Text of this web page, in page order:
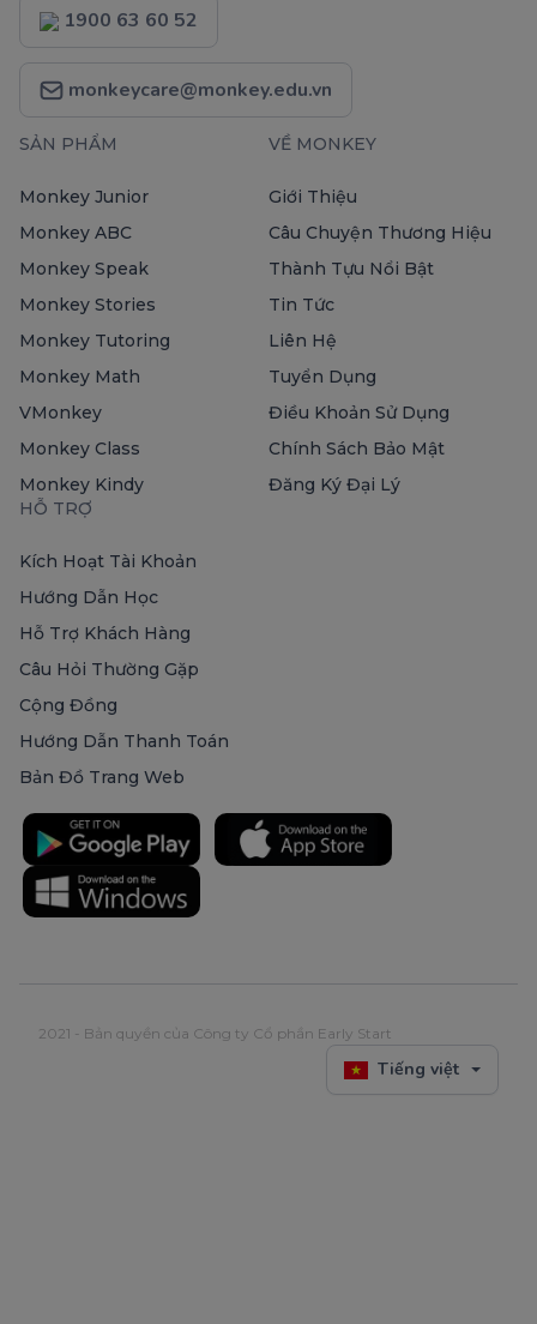
1900 63 60 52
monkeycare@monkey.edu.vn
SẢN PHẨM
Monkey Junior
Monkey ABC
Monkey Speak
Monkey Stories
Monkey Tutoring
Monkey Math
VMonkey
Monkey Class
Monkey Kindy
VỀ MONKEY
Giới Thiệu
Câu Chuyện Thương Hiệu
Thành Tựu Nổi Bật
Tin Tức
Liên Hệ
Tuyển Dụng
Điều Khoản Sử Dụng
Chính Sách Bảo Mật
Đăng Ký Đại Lý
HỖ TRỢ
Kích Hoạt Tài Khoản
Hướng Dẫn Học
Hỗ Trợ Khách Hàng
Câu Hỏi Thường Gặp
Cộng Đồng
Hướng Dẫn Thanh Toán
Bản Đồ Trang Web
2021 - Bản quyền của Công ty Cổ phần Early Start
Tiếng việt